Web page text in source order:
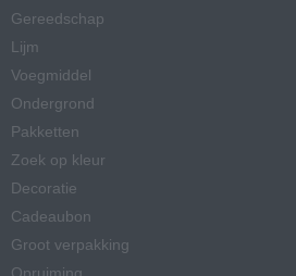
Gereedschap
Lijm
Voegmiddel
Ondergrond
Pakketten
Zoek op kleur
Decoratie
Cadeaubon
Groot verpakking
Opruiming